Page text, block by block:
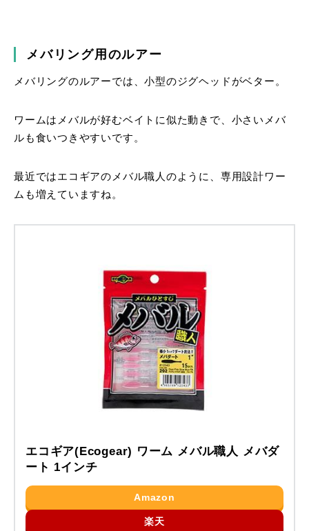
メバリング用のルアー
メバリングのルアーでは、小型のジグヘッドがベター。
ワームはメバルが好むベイトに似た動きで、小さいメバ
ルも食いつきやすいです。
最近ではエコギアのメバル職人のように、専用設計ワー
ムも増えていますね。
エコギア(Ecogear) ワーム メバル職人 メバダ
ート 1インチ
Amazon
楽天